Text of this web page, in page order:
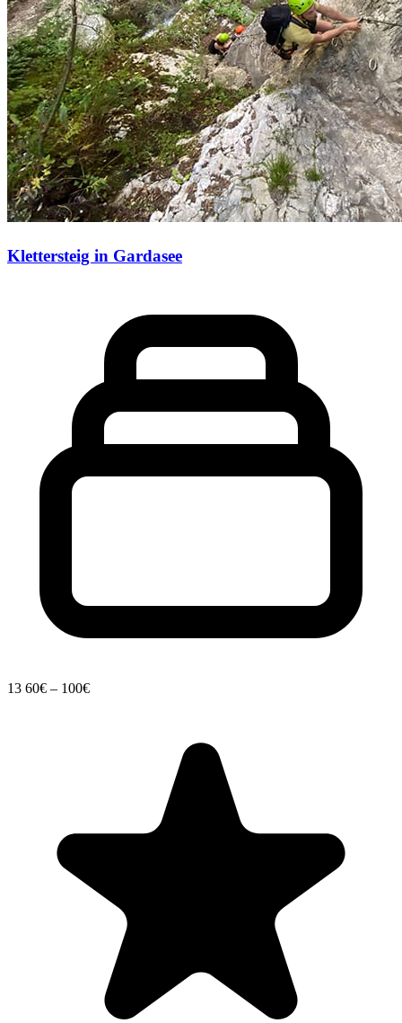
Klettersteig in Gardasee
13 60€ – 100€